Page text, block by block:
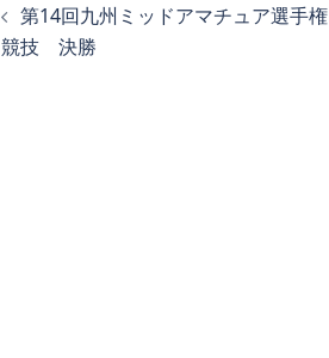
第14回九州ミッドアマチュア選手権
競技 決勝